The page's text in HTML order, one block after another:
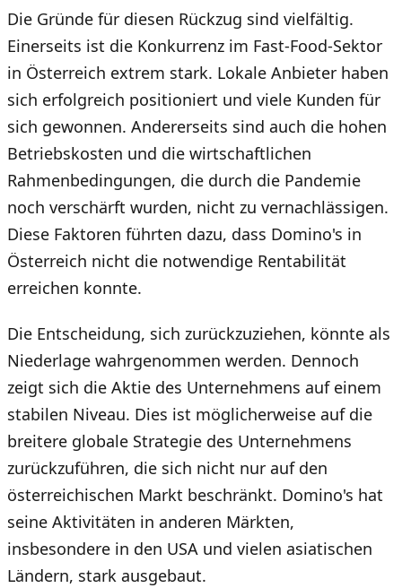
Die Gründe für diesen Rückzug sind vielfältig.
Einerseits ist die Konkurrenz im Fast-Food-Sektor
in Österreich extrem stark. Lokale Anbieter haben
sich erfolgreich positioniert und viele Kunden für
sich gewonnen. Andererseits sind auch die hohen
Betriebskosten und die wirtschaftlichen
Rahmenbedingungen, die durch die Pandemie
noch verschärft wurden, nicht zu vernachlässigen.
Diese Faktoren führten dazu, dass Domino's in
Österreich nicht die notwendige Rentabilität
erreichen konnte.
Die Entscheidung, sich zurückzuziehen, könnte als
Niederlage wahrgenommen werden. Dennoch
zeigt sich die Aktie des Unternehmens auf einem
stabilen Niveau. Dies ist möglicherweise auf die
breitere globale Strategie des Unternehmens
zurückzuführen, die sich nicht nur auf den
österreichischen Markt beschränkt. Domino's hat
seine Aktivitäten in anderen Märkten,
insbesondere in den USA und vielen asiatischen
Ländern, stark ausgebaut.